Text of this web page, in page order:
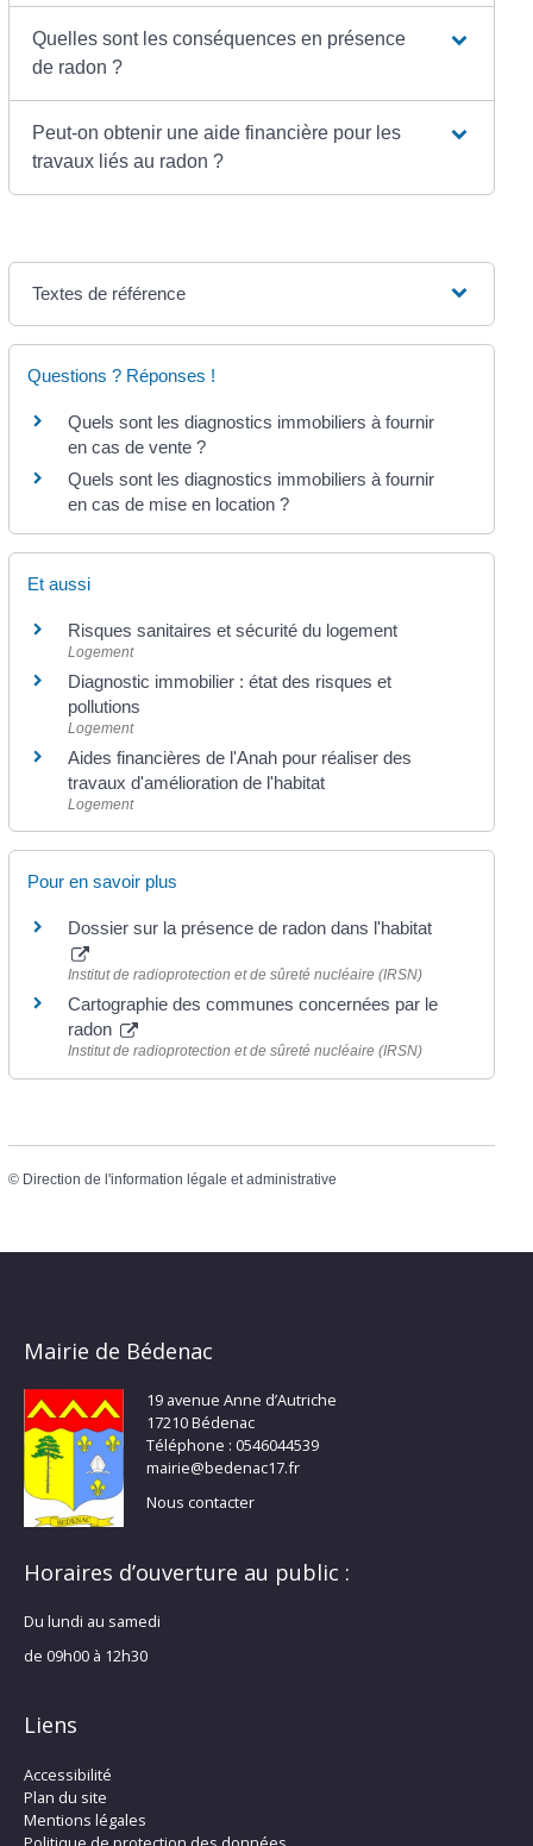
Quelles sont les conséquences en présence
de radon ?
Peut-on obtenir une aide financière pour les
travaux liés au radon ?
Textes de référence
Questions ? Réponses !
Quels sont les diagnostics immobiliers à fournir
en cas de vente ?
Quels sont les diagnostics immobiliers à fournir
en cas de mise en location ?
Et aussi
Risques sanitaires et sécurité du logement
Logement
Diagnostic immobilier : état des risques et
pollutions
Logement
Aides financières de l'Anah pour réaliser des
travaux d'amélioration de l'habitat
Logement
Pour en savoir plus
Dossier sur la présence de radon dans l'habitat
Institut de radioprotection et de sûreté nucléaire (IRSN)
Cartographie des communes concernées par le
radon
Institut de radioprotection et de sûreté nucléaire (IRSN)
© Direction de l'information légale et administrative
Mairie de Bédenac
19 avenue Anne d’Autriche
17210 Bédenac
Téléphone : 0546044539
mairie@bedenac17.fr
Nous contacter
Horaires d’ouverture au public :
Du lundi au samedi
de 09h00 à 12h30
Liens
Accessibilité
Plan du site
Mentions légales